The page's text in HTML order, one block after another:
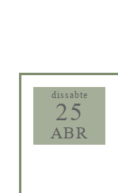
dissabte
25
ABR